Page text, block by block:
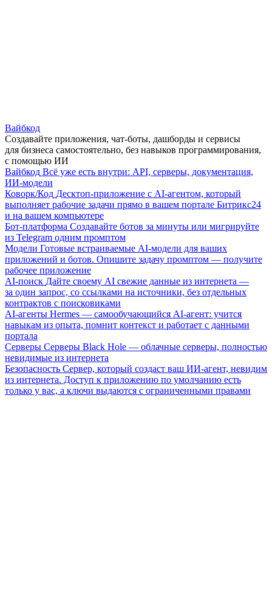
Вайбкод
Создавайте приложения, чат-боты, дашборды и сервисы
для бизнеса самостоятельно, без навыков программирования,
с помощью ИИ
Вайбкод Всё уже есть внутри: API, серверы, документация,
ИИ-модели
Коворк/Код Десктоп-приложение с AI-агентом, который
выполняет рабочие задачи прямо в вашем портале Битрикс24
и на вашем компьютере
Бот-платформа Создавайте ботов за минуты или мигрируйте
из Telegram одним промптом
Модели Готовые встраиваемые AI-модели для ваших
приложений и ботов. Опишите задачу промптом — получите
рабочее приложение
AI-поиск Дайте своему AI свежие данные из интернета —
за один запрос, со ссылками на источники, без отдельных
контрактов с поисковиками
AI-агенты Hermes — самообучающийся AI-агент: учится
навыкам из опыта, помнит контекст и работает с данными
портала
Серверы Серверы Black Hole — облачные серверы, полностью
невидимые из интернета
Безопасность Сервер, который создаст ваш ИИ-агент, невидим
из интернета. Доступ к приложению по умолчанию есть
только у вас, а ключи выдаются с ограниченными правами